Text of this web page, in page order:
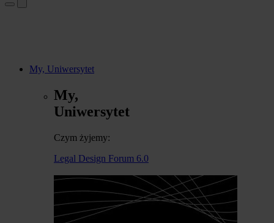
My, Uniwersytet
My,
Uniwersytet
Czym żyjemy:
Legal Design Forum 6.0